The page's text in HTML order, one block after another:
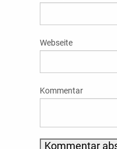
Webseite
Kommentar